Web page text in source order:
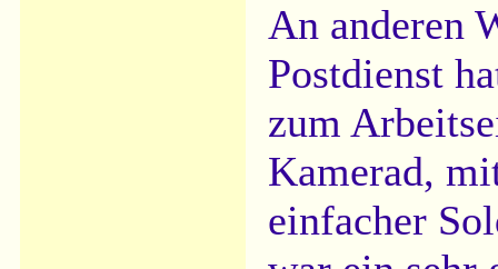
An anderen
Postdienst
zum
Kamerad,
einfacher